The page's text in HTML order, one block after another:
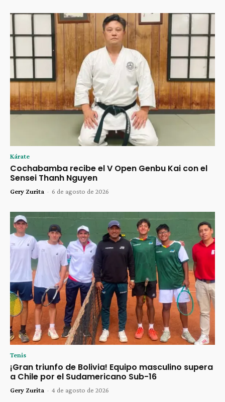
Kárate
Cochabamba recibe el V Open Genbu Kai con el
Sensei Thanh Nguyen
Gery Zurita - 6 de agosto de 2026
Tenis
¡Gran triunfo de Bolivia! Equipo masculino supera
a Chile por el Sudamericano Sub-16
Gery Zurita - 4 de agosto de 2026